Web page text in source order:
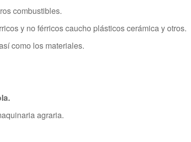
combustibles.
y no férricos caucho plásticos cerámica y otros.
como los materiales.
agraria.